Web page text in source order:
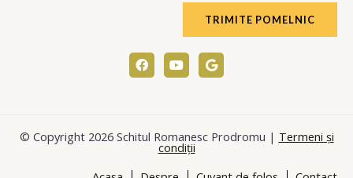
TRIMITE POMELNIC
F
a
c
o
o
k
Y
o
u
b
e
G
o
o
e
© Copyright 2026 Schitul Romanesc Prodromu | Termeni și
condiții